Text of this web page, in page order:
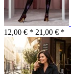
12,00 € * 21,00 € *